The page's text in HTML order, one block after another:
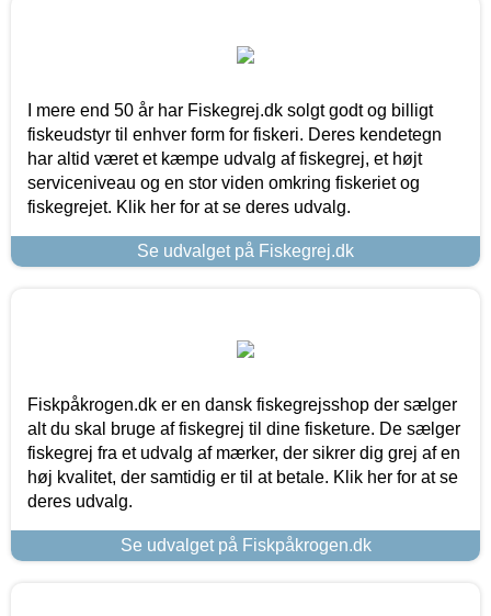
I mere end 50 år har Fiskegrej.dk solgt godt og billigt
fiskeudstyr til enhver form for fiskeri. Deres kendetegn
har altid været et kæmpe udvalg af fiskegrej, et højt
serviceniveau og en stor viden omkring fiskeriet og
fiskegrejet. Klik her for at se deres udvalg.
Se udvalget på Fiskegrej.dk
Fiskpåkrogen.dk er en dansk fiskegrejsshop der sælger
alt du skal bruge af fiskegrej til dine fisketure. De sælger
fiskegrej fra et udvalg af mærker, der sikrer dig grej af en
høj kvalitet, der samtidig er til at betale. Klik her for at se
deres udvalg.
Se udvalget på Fiskpåkrogen.dk